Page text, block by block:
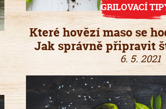
GRILOVACÍ
Které hovězí maso se
Jak správně připravit
6. 5. 2021